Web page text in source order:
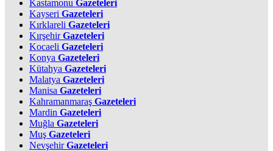
Kastamonu Gazeteleri
Kayseri Gazeteleri
Kırklareli Gazeteleri
KırşehirGazeteleri
Kocaeli Gazeteleri
Konya Gazeteleri
Kütahya Gazeteleri
Malatya Gazeteleri
Manisa Gazeteleri
Kahramanmaraş Gazeteleri
Mardin Gazeteleri
Muğla Gazeteleri
Muş Gazeteleri
NevşehirGazeteleri